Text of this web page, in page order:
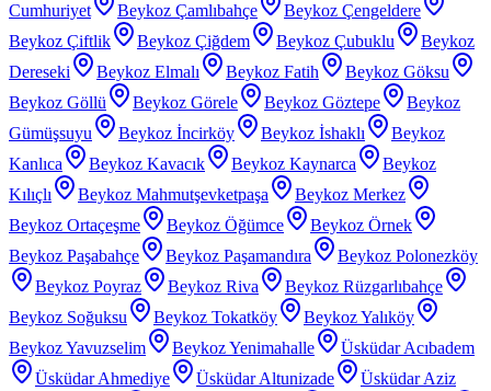
Cumhuriyet
Beykoz Çamlıbahçe
Beykoz Çengeldere
Beykoz Çiftlik
Beykoz Çiğdem Beykoz Çubuklu
Beykoz
Dereseki
Beykoz Elmalı Beykoz Fatih
Beykoz Göksu
Beykoz Göllü
Beykoz Görele Beykoz Göztepe
Beykoz
Gümüşsuyu
Beykoz İncirköy Beykoz İshaklı
Beykoz
Kanlıca
Beykoz Kavacık Beykoz Kaynarca
Beykoz
Kılıçlı
Beykoz Mahmutşevketpaşa
Beykoz Merkez
Beykoz Ortaçeşme
Beykoz Öğümce
Beykoz Örnek
Beykoz Paşabahçe
Beykoz Paşamandıra
Beykoz Polonezköy
Beykoz Poyraz
Beykoz Riva
Beykoz Rüzgarlıbahçe
Beykoz Soğuksu
Beykoz Tokatköy
Beykoz Yalıköy
Beykoz Yavuzselim
Beykoz Yenimahalle
Üsküdar Acıbadem
Üsküdar Ahmediye
Üsküdar Altunizade Üsküdar Aziz